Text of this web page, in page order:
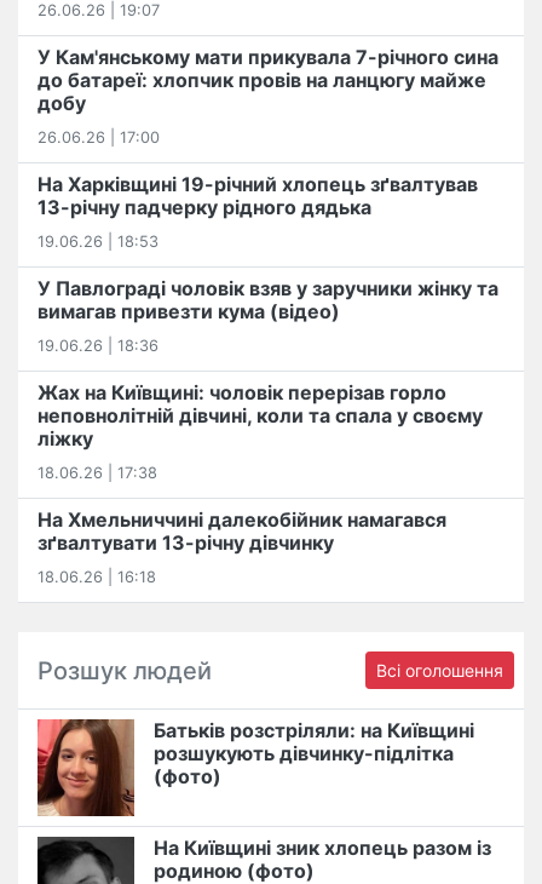
26.06.26 | 19:07
У Кам'янському мати прикувала 7-річного сина
до батареї: хлопчик провів на ланцюгу майже
добу
26.06.26 | 17:00
На Харківщині 19-річний хлопець​ ️зґвалтував
13-річну падчерку рідного дядька
19.06.26 | 18:53
У Павлограді чоловік взяв у заручники жінку та
вимагав привезти кума (відео)
19.06.26 | 18:36
Жах на Київщині: чоловік перерізав горло
неповнолітній дівчині, коли та спала у своєму
ліжку
18.06.26 | 17:38
На Хмельниччині далекобійник намагався
зґвалтувати 13-річну дівчинку
18.06.26 | 16:18
Розшук людей Всі оголошення
Батьків розстріляли: на Київщині
розшукують дівчинку-підлітка
(фото)
На Київщині зник хлопець разом із
родиною (фото)